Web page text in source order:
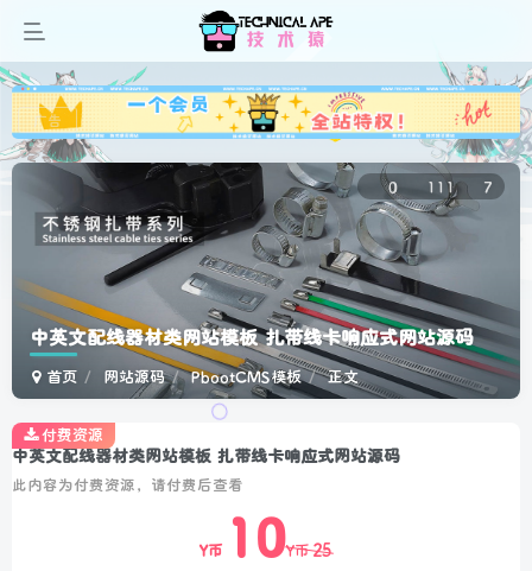
广告
中英文配线器材类网站模板 扎带线卡响应式网站源码
首页 网站源码 PbootCMS模板 正文
0 111 7
中英文配线器材类网站模板 扎带线卡响应式网站源码
此内容为付费资源，请付费后查看
Y币 10Y币25
付费资源